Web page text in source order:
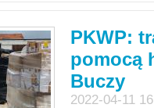
PKWP:
pomocą
Buczy
2022-04-11